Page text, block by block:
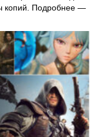
копий. Подробнее —